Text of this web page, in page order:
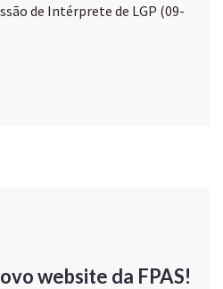
de Intérprete de LGP (09-
website da FPAS!